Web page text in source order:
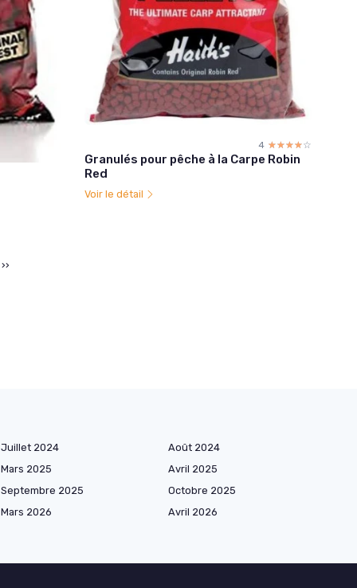
4 ☆☆☆☆☆
★★★★★
Granulés pour pêche à la Carpe Robin
Red
Voir le détail
››
Juillet 2024
Août 2024
Mars 2025
Avril 2025
Septembre 2025
Octobre 2025
Mars 2026
Avril 2026